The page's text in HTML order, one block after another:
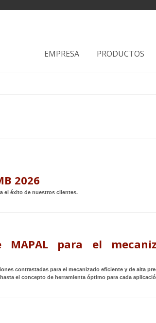
EMPRESA PRODUCTOS
2026
el éxito de nuestros clientes.
MAPAL para el
contrastadas para el mecanizado eficiente y de alta
el concepto de herramienta óptimo para cada